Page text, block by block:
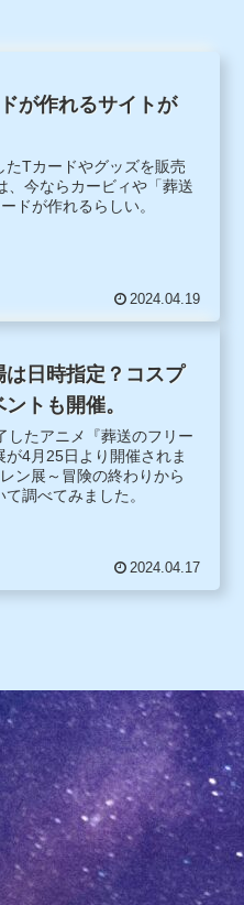
が作れるサイトが
Tカードやグッズを販売
、今ならカービィや「葬送
ドが作れるらしい。
2024.04.19
は日時指定？コスプ
トも開催。
したアニメ『葬送のフリー
4月25日より開催されま
ン展～冒険の終わりから
調べてみました。
2024.04.17